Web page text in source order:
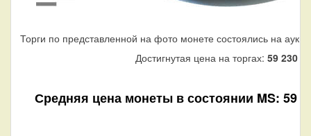
Торги по представленной на фото монете состоялись на
Достигнутая цена на торгах: 59 230
Средняя цена монеты в состоянии MS: 59